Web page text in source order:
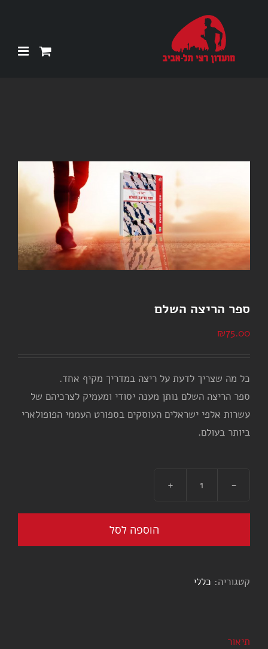
ספר הריצה השלם
₪75.00
כל מה שצריך לדעת על ריצה במדריך מקיף אחד.
ספר הריצה השלם נותן מענה יסודי ומעמיק לצרכיהם של
עשרות אלפי ישראלים העוסקים בספורט העממי הפופולארי
ביותר בעולם.
כמות
של
הריצה
הוספה לסל
קטגוריה: כללי
תיאור